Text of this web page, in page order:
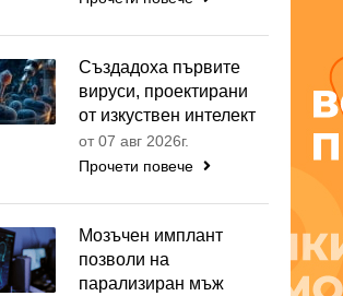
Създадоха първите
вируси, проектирани
от изкуствен интелект
от 07 авг 2026г.
Прочети повече
Мозъчен имплант
позволи на
парализиран мъж